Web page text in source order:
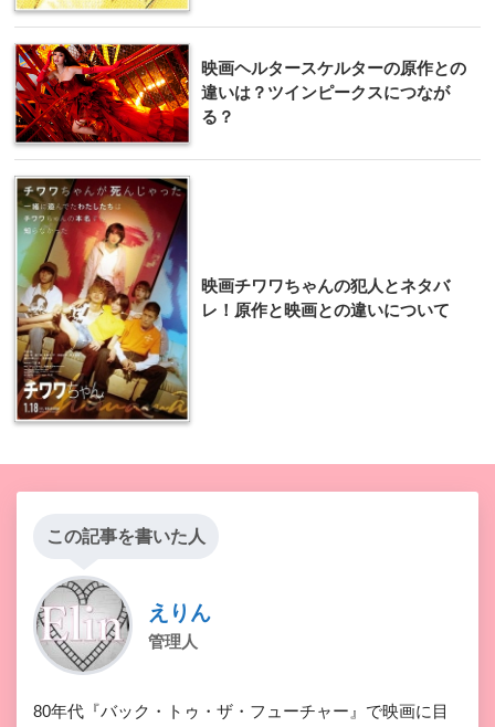
映画ヘルタースケルターの原作との
違いは？ツインピークスにつなが
る？
映画チワワちゃんの犯人とネタバ
レ！原作と映画との違いについて
この記事を書いた人
えりん
管理人
80年代『バック・トゥ・ザ・フューチャー』で映画に目